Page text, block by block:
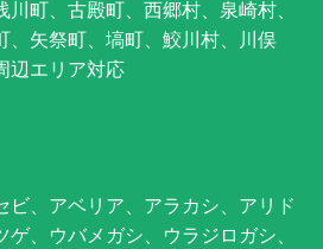
町、古殿町、西郷村、泉崎村、
、矢祭町、塙町、鮫川村、川俣
辺エリア対応
ビ、アベリア、アラカシ、アリド
、ウバメガシ、ウラジロガシ、